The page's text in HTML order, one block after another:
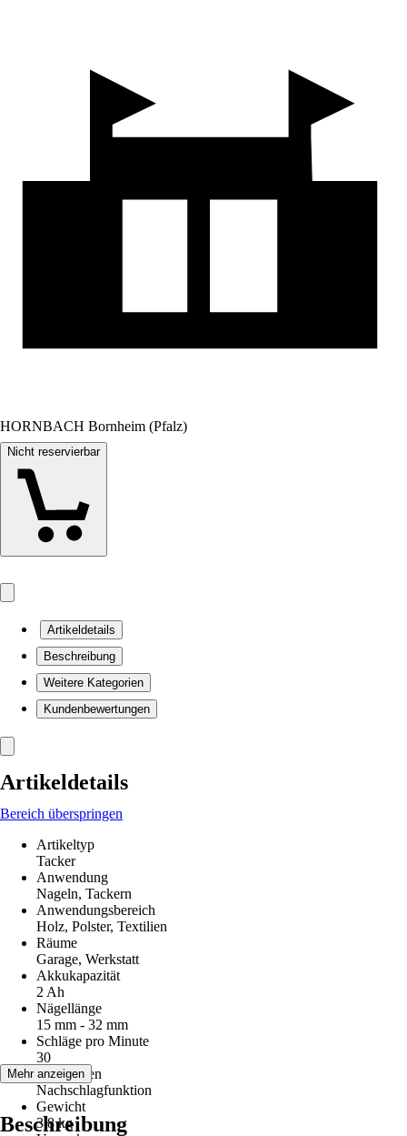
HORNBACH Bornheim (Pfalz)
Nicht reservierbar
Artikeldetails
Beschreibung
Weitere Kategorien
Kundenbewertungen
Artikeldetails
Bereich überspringen
Artikeltyp
Tacker
Anwendung
Nageln, Tackern
Anwendungsbereich
Holz, Polster, Textilien
Räume
Garage, Werkstatt
Akkukapazität
2 Ah
Nägellänge
15 mm - 32 mm
Schläge pro Minute
30
Funktionen
Nachschlagfunktion
Gewicht
3,8 kg
Mehr anzeigen
Beschreibung